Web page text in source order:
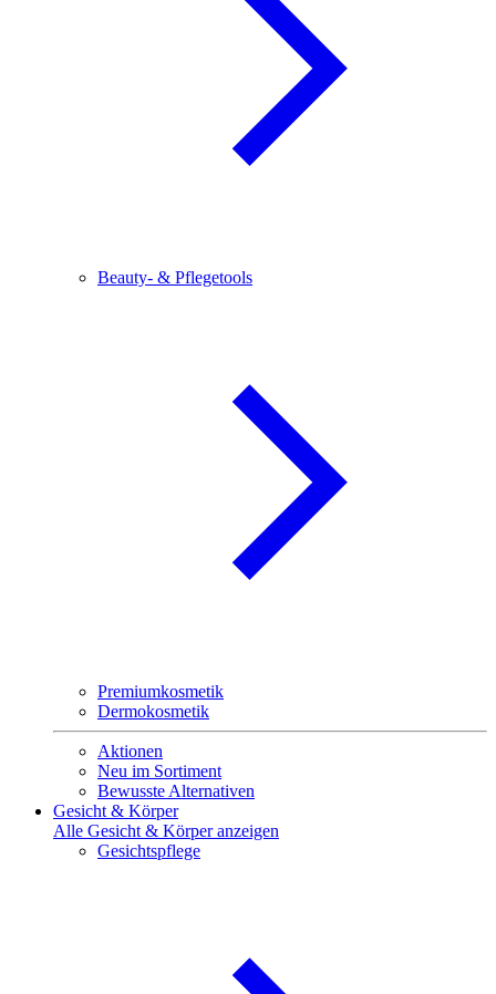
Beauty- & Pflegetools
Premiumkosmetik
Dermokosmetik
Aktionen
Neu im Sortiment
Bewusste Alternativen
Gesicht & Körper
Alle Gesicht & Körper anzeigen
Gesichtspflege